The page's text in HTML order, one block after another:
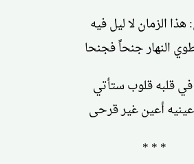
هذا الزمان لا ليل فيه
النهار جنحاً فجنحا
قلبه قلوب ستأتي
أعين غير قرحى
* * *